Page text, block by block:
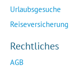
Urlaubsgesuche
Reiseversicherung
Rechtliches
AGB